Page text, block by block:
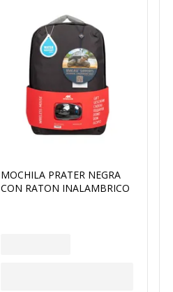
MOCHILA PRATER NEGRA
CON RATON INALAMBRICO